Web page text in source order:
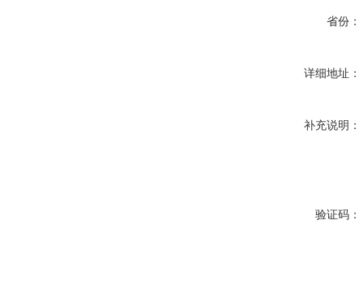
省份：
详细地址：
补充说明：
验证码：